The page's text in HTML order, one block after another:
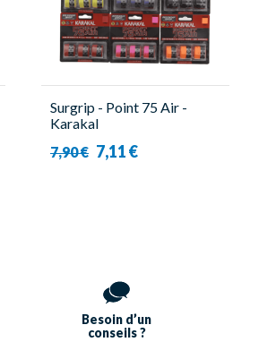
Surgrip - Point 75 Air -
Karakal
7,90 € 7,11 €
Besoin d’un
conseils ?